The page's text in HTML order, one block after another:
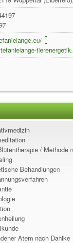
/ Methode
Behandlungen
Atem nach Dahlke